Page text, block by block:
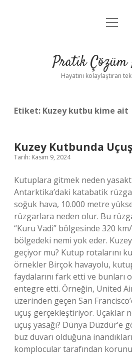
Anasayfa
Yasal
menüyü
Pratik Çözüm
Hayatını kolaylaştıran
Etiket: Kuzey kutbu kime ait
Kuzey Kutbunda
Tarih: Kasım 9, 2024
Kutuplara gitmek neden
Antarktika’daki katabatik
soğuk hava, 10.000 metre
rüzgarlara neden olur. Bu
“Kuru Vadi” bölgesinde 320
bölgedeki nemi yok eder.
geçiyor mu? Kutup rotalarını
örnekler Birçok havayolu,
faydalarını fark etti ve bunları
entegre etti. Örneğin, United
üzerinden geçen San
uçuş gerçekleştiriyor. Uçaklar
uçuş yasağı? Dünya Düzdür’e
buz duvarı olduğuna
komplocular tarafından